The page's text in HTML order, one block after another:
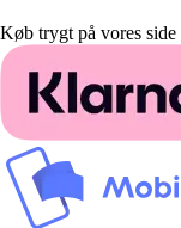
Køb trygt på vores side